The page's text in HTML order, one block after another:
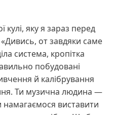
кулі, яку я зараз перед
от завдяки саме
система, кропітка
побудовані
й калібрування
Ти музична людина —
виставити